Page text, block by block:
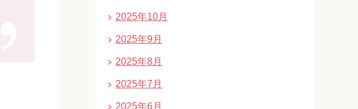
2025年10月
2025年9月
2025年8月
2025年7月
2025年6月